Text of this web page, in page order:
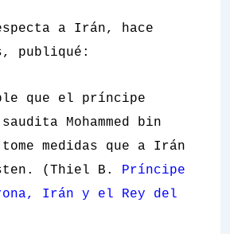
a Irán, hace
publiqué:
que el príncipe
Mohammed bin
tome medidas que a Irán
(Thiel B. Príncipe
Irán y el Rey del